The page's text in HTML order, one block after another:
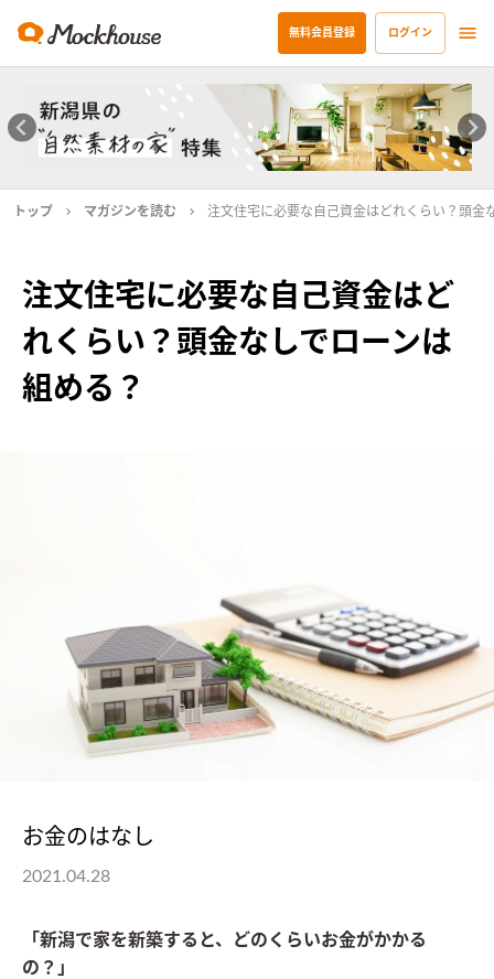
無料会員登録 ログイン
トップ マガジンを読む 注文住宅に必要な自己資金はどれくらい？頭金
注文住宅に必要な自己資金はど
れくらい？頭金なしでローンは
組める？
お金のはなし
2021.04.28
「新潟で家を新築すると、どのくらいお金がかかる
の？」